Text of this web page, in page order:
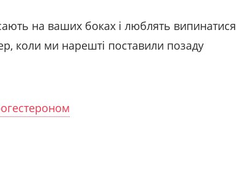
на ваших боках і люблять випинатися
коли ми нарешті поставили позаду